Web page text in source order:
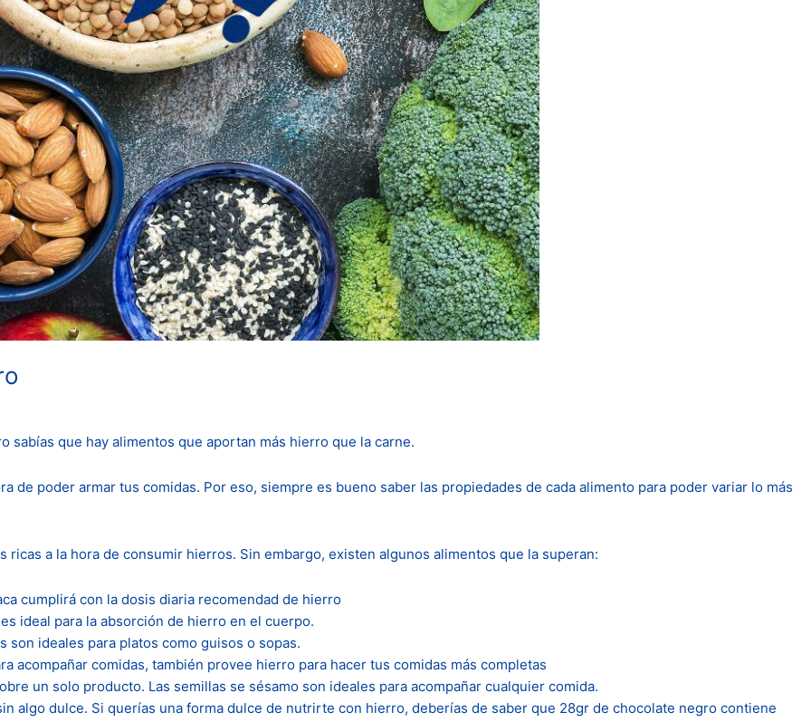
que hay alimentos que aportan más hierro que la carne.
de poder armar tus comidas. Por eso, siempre es bueno saber las propiedades de cada alimento para poder variar lo más
a la hora de consumir hierros. Sin embargo, existen algunos alimentos que la superan:
cumplirá con la dosis diaria recomendad de hierro
ideal para la absorción de hierro en el cuerpo.
son ideales para platos como guisos o sopas.
acompañar comidas, también provee hierro para hacer tus comidas más completas
un solo producto. Las semillas se sésamo son ideales para acompañar cualquier comida.
algo dulce. Si querías una forma dulce de nutrirte con hierro, deberías de saber que 28gr de chocolate negro contiene